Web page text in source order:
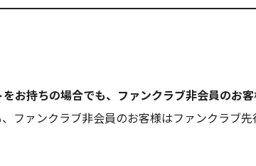
お持ちの場合でも、ファンクラブ非会員のお
ファンクラブ非会員のお客様はファンクラブ